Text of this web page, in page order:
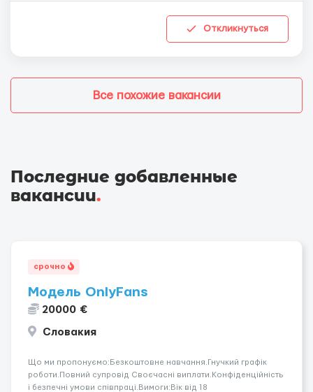
Откликнуться
Все похожие вакансии
Последние добавленные
вакансии.
срочно
Модель OnlyFans
20000 €
Словакия
Що ми пропонуємо:Безкоштовне навчання.Гнучкий графік
роботи.Повний супровід Своєчасні виплати.Конфіденційність
і безпечні умови співпраці.Вимоги:Вік від 18